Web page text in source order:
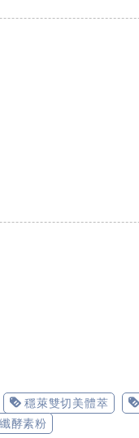
穩萊雙切美體萃
酵素粉